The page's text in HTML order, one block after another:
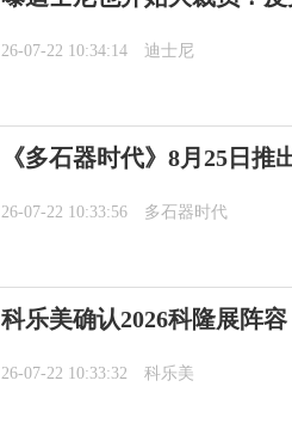
26-07-22 10:34:14 迪士尼
《多石器时代》8月25日
26-07-22 10:33:56 多石器时代
科乐美确认2026科隆展阵
26-07-22 10:33:32 科乐美